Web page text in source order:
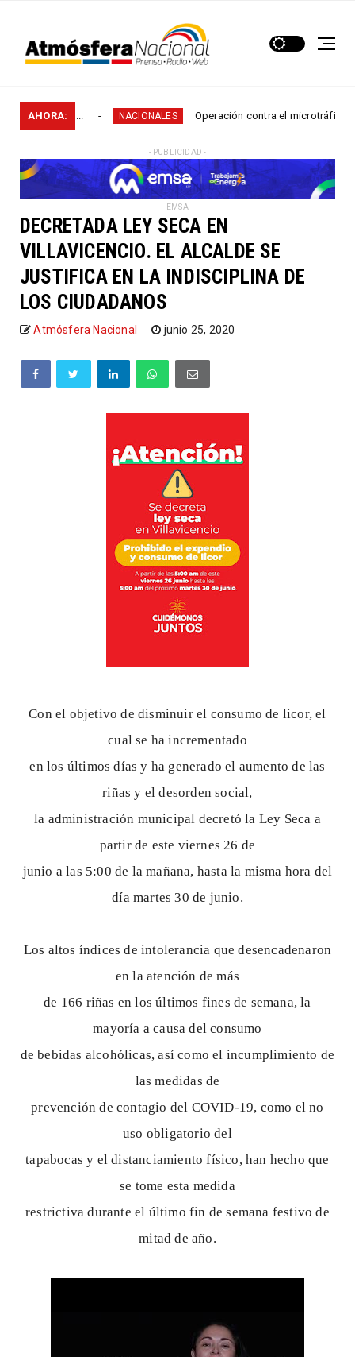
AHORA:
en... NACIONALES Operación contra el microtráfico
- PUBLICIDAD -
EMSA
DECRETADA LEY SECA EN
VILLAVICENCIO. EL ALCALDE SE
JUSTIFICA EN LA INDISCIPLINA DE
LOS CIUDADANOS
Atmósfera Nacional junio 25, 2020
Con el objetivo de disminuir el consumo de licor, el
cual se ha incrementado
en los últimos días y ha generado el aumento de las
riñas y el desorden social,
la administración municipal decretó la Ley Seca a
partir de este viernes 26 de
junio a las 5:00 de la mañana, hasta la misma hora del
día martes 30 de junio.
Los altos índices de intolerancia que desencadenaron
en la atención de más
de 166 riñas en los últimos fines de semana, la
mayoría a causa del consumo
de bebidas alcohólicas, así como el incumplimiento de
las medidas de
prevención de contagio del COVID-19, como el no
uso obligatorio del
tapabocas y el distanciamiento físico, han hecho que
se tome esta medida
restrictiva durante el último fin de semana festivo de
mitad de año.